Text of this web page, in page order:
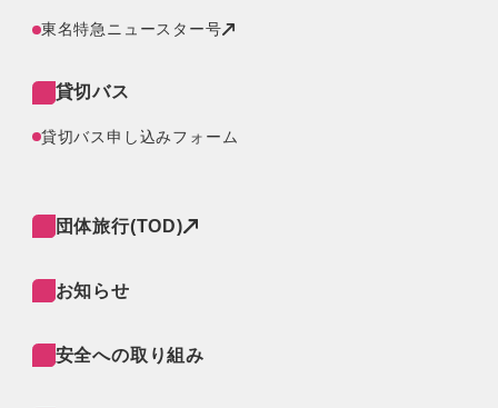
東名特急ニュースター号
貸切バス
貸切バス申し込みフォーム
団体旅行(TOD)
お知らせ
安全への取り組み